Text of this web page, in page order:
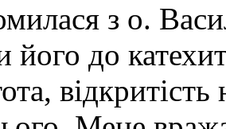
з о.
його до